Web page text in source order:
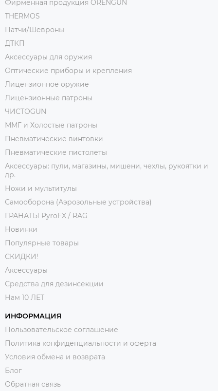
Фирменная продукция ORENGUN
THERMOS
Патчи/Шевроны
ДТКП
Аксессуары для оружия
Оптические приборы и крепления
Лицензионное оружие
Лицензионные патроны
ЧИСТОGUN
ММГ и Холостые патроны
Пневматические винтовки
Пневматические пистолеты
Аксессуары: пули, магазины, мишени, чехлы, рукоятки и
др.
Ножи и мультитулы
Самооборона (Аэрозольные устройства)
ГРАНАТЫ PyroFX / RAG
Новинки
Популярные товары
СКИДКИ!
Аксессуары
Средства для дезинсекции
Нам 10 ЛЕТ
ИНФОРМАЦИЯ
Пользовательское соглашение
Политика конфиденциальности и оферта
Условия обмена и возврата
Блог
Обратная связь